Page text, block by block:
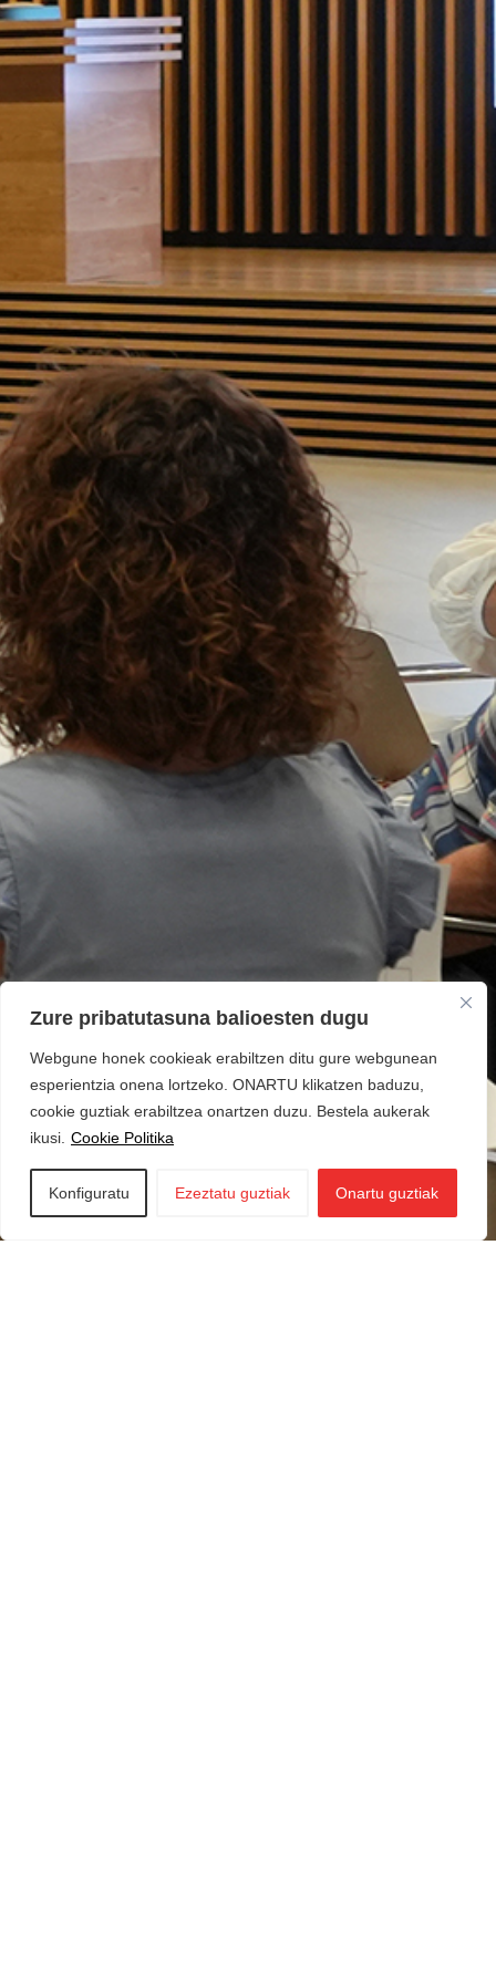
Zure pribatutasuna balioesten dugu
Webgune honek cookieak erabiltzen ditu gure webgunean
esperientzia onena lortzeko. ONARTU klikatzen baduzu,
cookie guztiak erabiltzea onartzen duzu. Bestela aukerak
ikusi. Cookie Politika
Konfiguratu Ezeztatu guztiak Onartu guztiak